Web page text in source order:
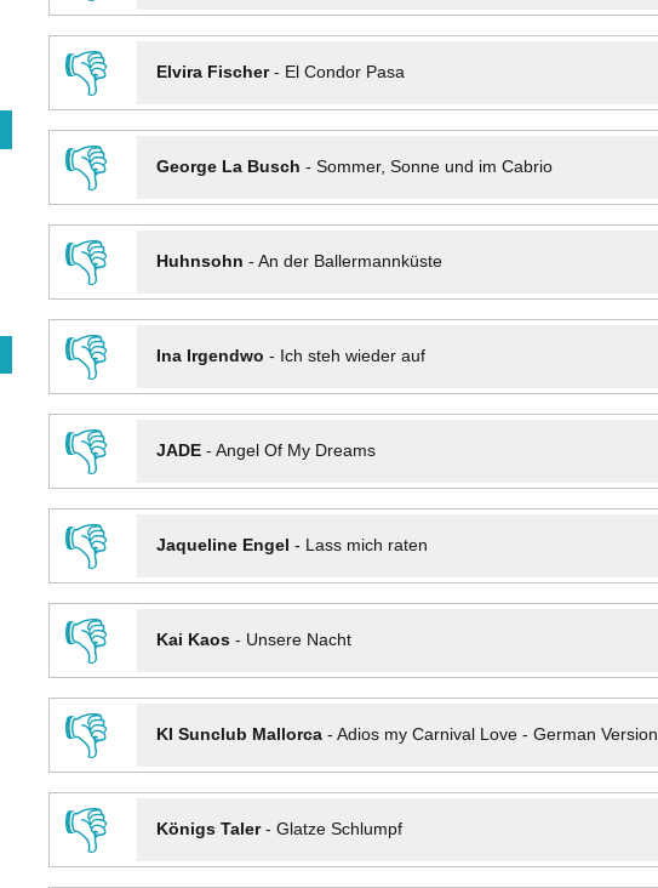
👎
Elvira Fischer- El Condor Pasa
👎
George La Busch - Sommer, Sonne und im Cabrio
👎
Huhnsohn - An der Ballermannküste
👎
Ina Irgendwo - Ich steh wieder auf
👎
JADE- Angel Of My Dreams
👎
Jaqueline Engel - Lass mich raten
👎
Kai Kaos- Unsere Nacht
👎
KI Sunclub Mallorca- Adios my Carnival Love - German Version
👎
Königs Taler- Glatze Schlumpf